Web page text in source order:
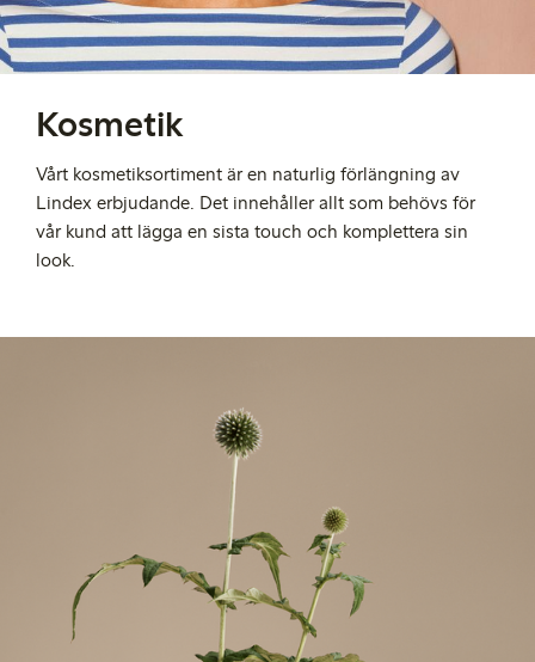
Kosmetik
Vårt kosmetiksortiment är en naturlig förlängning av
Lindex erbjudande. Det innehåller allt som behövs för
vår kund att lägga en sista touch och komplettera sin
look.